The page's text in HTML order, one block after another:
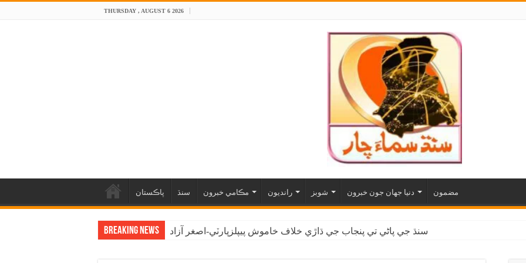
THURSDAY , AUGUST 6 2026
پاڪستان سنڌ مڪامي خبرون رانديون شوبز دنيا جهان جون خبرون مضمون
Breaking News سنڌ جي پاڻي تي پنجاب جي ڌاڙي خلاف خاموش پيپلزپارٽي-اصغر آزاد